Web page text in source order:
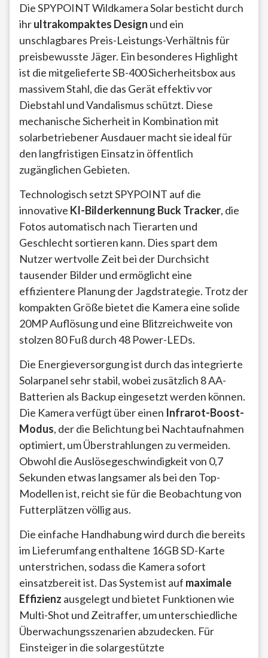
Die SPYPOINT Wildkamera Solar besticht durch
ihrultrakompaktes Design und ein
unschlagbares Preis-Leistungs-Verhältnis für
preisbewusste Jäger. Ein besonderes Highlight
ist die mitgelieferte SB-400 Sicherheitsbox aus
massivem Stahl, die das Gerät effektiv vor
Diebstahl und Vandalismus schützt. Diese
mechanische Sicherheit in Kombination mit
solarbetriebener Ausdauer macht sie ideal für
den langfristigen Einsatz in öffentlich
zugänglichen Gebieten.
Technologisch setzt SPYPOINT auf die
innovative KI-Bilderkennung Buck Tracker, die
Fotos automatisch nach Tierarten und
Geschlecht sortieren kann. Dies spart dem
Nutzer wertvolle Zeit bei der Durchsicht
tausender Bilder und ermöglicht eine
effizientere Planung der Jagdstrategie. Trotz der
kompakten Größe bietet die Kamera eine solide
20MP Auflösung und eine Blitzreichweite von
stolzen 80 Fuß durch 48 Power-LEDs.
Die Energieversorgung ist durch das integrierte
Solarpanel sehr stabil, wobei zusätzlich 8 AA-
Batterien als Backup eingesetzt werden können.
Die Kamera verfügt über einen Infrarot-Boost-
Modus, der die Belichtung bei Nachtaufnahmen
optimiert, um Überstrahlungen zu vermeiden.
Obwohl die Auslösegeschwindigkeit von 0,7
Sekunden etwas langsamer als bei den Top-
Modellen ist, reicht sie für die Beobachtung von
Futterplätzen völlig aus.
Die einfache Handhabung wird durch die bereits
im Lieferumfang enthaltene 16GB SD-Karte
unterstrichen, sodass die Kamera sofort
einsatzbereit ist. Das System ist auf maximale
Effizienz ausgelegt und bietet Funktionen wie
Multi-Shot und Zeitraffer, um unterschiedliche
Überwachungsszenarien abzudecken. Für
Einsteiger in die solargestützte